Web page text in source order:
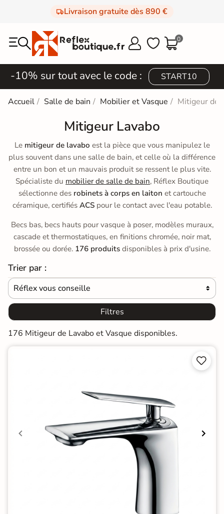
Livraison gratuite dès 890 €
  0
-10% sur tout avec le code : START10
Accueil Salle de bain Mobilier et Vasque Mitigeur de
Mitigeur Lavabo
Le mitigeur de lavabo est la pièce que vous manipulez le
plus souvent dans une salle de bain, et celle où la différence
entre un bon et un mauvais produit se ressent le plus vite.
Spécialiste du mobilier de salle de bain, Réflex Boutique
sélectionne des robinets à corps en laiton et cartouche
céramique, certifiés ACSpour le contact avec l'eau potable.
Becs bas, becs hauts pour vasque à poser, modèles muraux,
cascade et thermostatiques, en finitions chromée, noir mat,
brossée ou dorée. 176 produitsdisponibles à prix d'usine.
Trier par :
Réflex vous conseille 
Filtres
176 Mitigeur de Lavabo et Vasque disponibles.

